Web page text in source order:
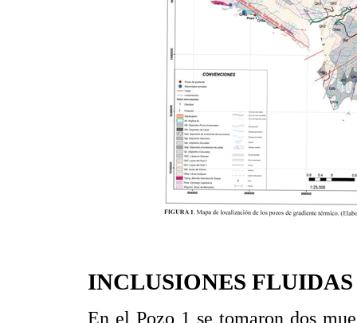
INCLUSIONES FLUIDAS
En el Pozo 1 se tomaron dos